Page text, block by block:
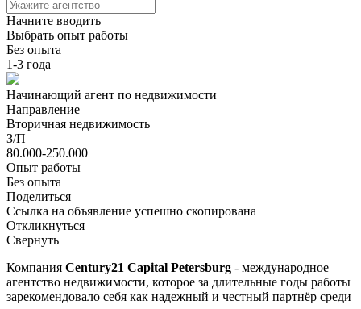
Начните вводить
Выбрать опыт работы
Без опыта
1-3 года
Начинающий агент по недвижимости
Направление
Вторичная недвижимость
З/П
80.000-250.000
Опыт работы
Без опыта
Поделиться
Ссылка на объявление успешно скопирована
Откликнуться
Свернуть
Компания Century21 Capital Petersburg - международное
агентство недвижимости, которое за длительные годы работы
зарекомендовало себя как надежный и честный партнёр среди